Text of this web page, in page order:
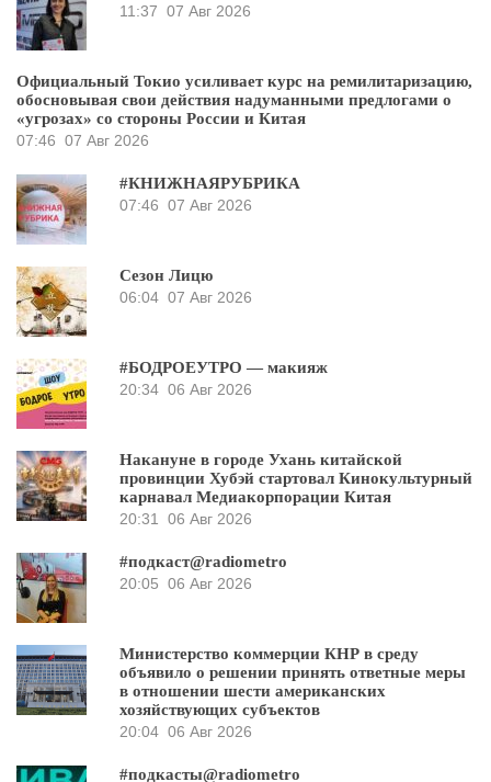
11:37 07 Авг 2026
Официальный Токио усиливает курс на ремилитаризацию,
обосновывая свои действия надуманными предлогами о
«угрозах» со стороны России и Китая
07:46 07 Авг 2026
#КНИЖНАЯРУБРИКА
07:46 07 Авг 2026
Сезон Лицю
06:04 07 Авг 2026
#БОДРОЕУТРО — макияж
20:34 06 Авг 2026
Накануне в городе Ухань китайской
провинции Хубэй стартовал Кинокультурный
карнавал Медиакорпорации Китая
20:31 06 Авг 2026
#подкаст@radiometro
20:05 06 Авг 2026
Министерство коммерции КНР в среду
объявило о решении принять ответные меры
в отношении шести американских
хозяйствующих субъектов
20:04 06 Авг 2026
#подкасты@radiometro